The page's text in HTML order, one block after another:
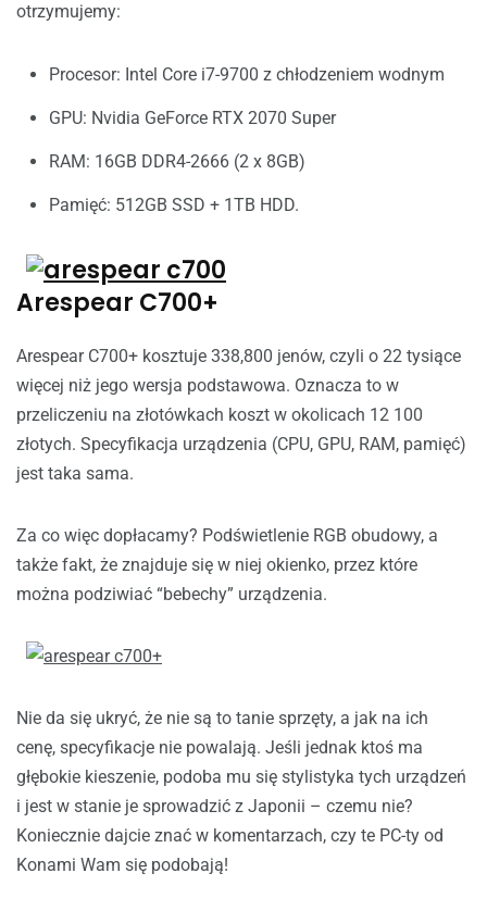
otrzymujemy:
Procesor: Intel Core i7-9700 z chłodzeniem wodnym
GPU: Nvidia GeForce RTX 2070 Super
RAM: 16GB DDR4-2666 (2 x 8GB)
Pamięć: 512GB SSD + 1TB HDD.
Arespear C700+
Arespear C700+ kosztuje 338,800 jenów, czyli o 22 tysiące
więcej niż jego wersja podstawowa. Oznacza to w
przeliczeniu na złotówkach koszt w okolicach 12 100
złotych. Specyfikacja urządzenia (CPU, GPU, RAM, pamięć)
jest taka sama.
Za co więc dopłacamy? Podświetlenie RGB obudowy, a
także fakt, że znajduje się w niej okienko, przez które
można podziwiać “bebechy” urządzenia.
Nie da się ukryć, że nie są to tanie sprzęty, a jak na ich
cenę, specyfikacje nie powalają. Jeśli jednak ktoś ma
głębokie kieszenie, podoba mu się stylistyka tych urządzeń
i jest w stanie je sprowadzić z Japonii – czemu nie?
Koniecznie dajcie znać w komentarzach, czy te PC-ty od
Konami Wam się podobają!